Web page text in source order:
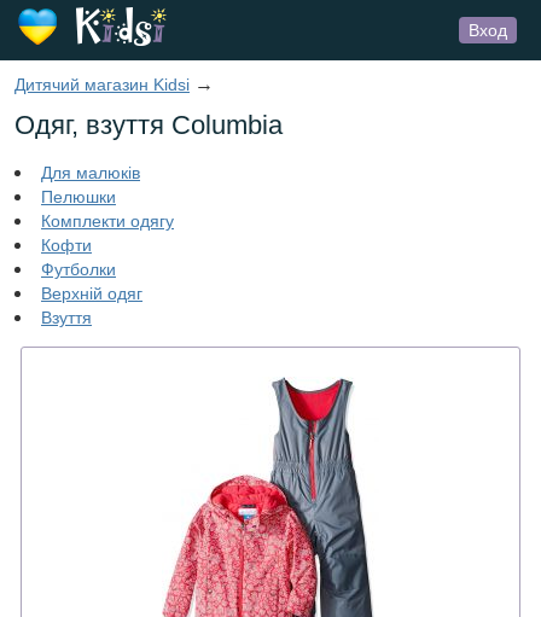
Вход
Дитячий магазин Kidsi →
Одяг, взуття Columbia
Для малюків
Пелюшки
Комплекти одягу
Кофти
Футболки
Верхній одяг
Взуття